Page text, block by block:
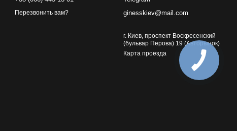
Перезвонить вам?
ginesskiev@mail.com
г. Киев, проспект Воскресенский
(бульвар Перова) 19 (Авторынок)
Карта проезда